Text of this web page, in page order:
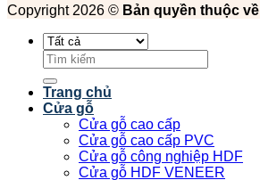
Copyright 2026 © Bản quyền thuộc về
Tìm
kiếm:
Trang chủ
Cửa gỗ
Cửa gỗ cao cấp
Cửa gỗ cao cấp PVC
Cửa gỗ công nghiệp HDF
Cửa gỗ HDF VENEER